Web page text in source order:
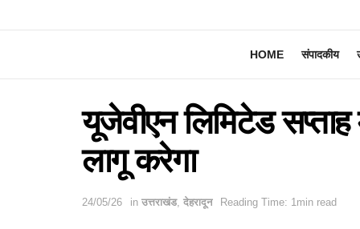
HOME संपादकीय
यूजेवीएन लिमिटेड
लागू करेगा
24/05/26 in उत्तराखंड, देहरादून Reading Time: 1min read